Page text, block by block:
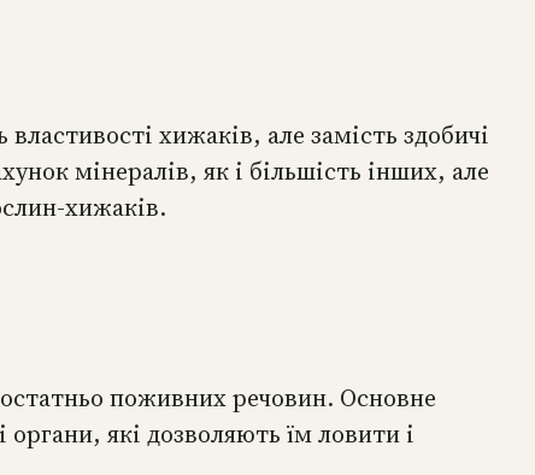
хижаків, але замість здобичі
мінералів, як і більшість інших, але
хижаків.
поживних речовин. Основне
які дозволяють їм ловити і